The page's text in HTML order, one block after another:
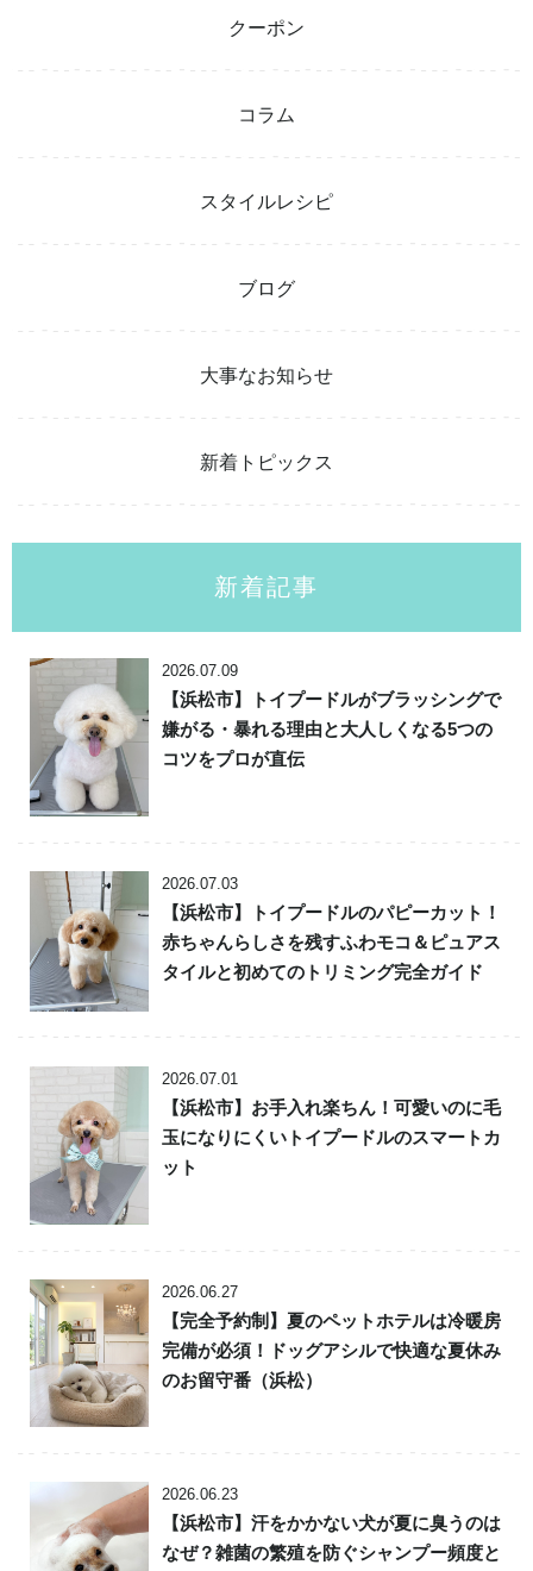
クーポン
コラム
スタイルレシピ
ブログ
大事なお知らせ
新着トピックス
新着記事
2026.07.09
【浜松市】トイプードルがブラッシングで
嫌がる・暴れる理由と大人しくなる5つの
コツをプロが直伝
2026.07.03
【浜松市】トイプードルのパピーカット！
赤ちゃんらしさを残すふわモコ＆ピュアス
タイルと初めてのトリミング完全ガイド
2026.07.01
【浜松市】お手入れ楽ちん！可愛いのに毛
玉になりにくいトイプードルのスマートカ
ット
2026.06.27
【完全予約制】夏のペットホテルは冷暖房
完備が必須！ドッグアシルで快適な夏休み
のお留守番（浜松）
2026.06.23
【浜松市】汗をかかない犬が夏に臭うのは
なぜ？雑菌の繁殖を防ぐシャンプー頻度と